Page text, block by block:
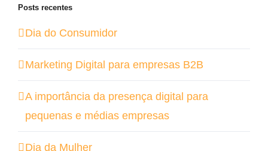
Posts recentes
Dia do Consumidor
Marketing Digital para empresas B2B
A importância da presença digital para
pequenas e médias empresas
Dia da Mulher